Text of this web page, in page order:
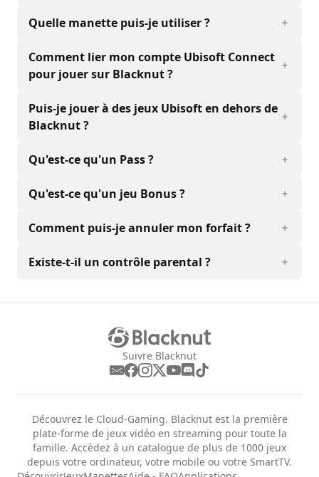
Quelle manette puis-je utiliser ?
Comment lier mon compte Ubisoft Connect
pour jouer sur Blacknut ?
Puis-je jouer à des jeux Ubisoft en dehors de
Blacknut ?
Qu'est-ce qu'un Pass ?
Qu'est-ce qu'un jeu Bonus ?
Comment puis-je annuler mon forfait ?
Existe-t-il un contrôle parental ?
Suivre Blacknut
Découvrez le Cloud-Gaming. Blacknut est la première
plate-forme de jeux vidéo en streaming pour toute la
famille. Accèdez à un catalogue de plus de 1000 jeux
depuis votre ordinateur, votre mobile ou votre SmartTV.